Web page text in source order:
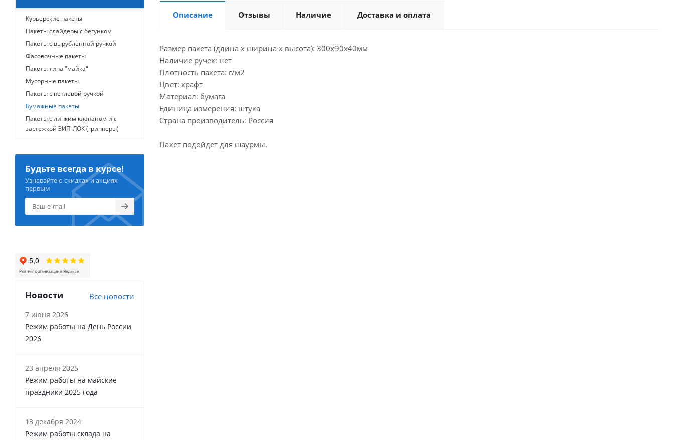
Описание Отзывы Наличие Доставка и оплата
Размер пакета (длина х ширина х высота): 300х90х40мм
Наличие ручек: нет
Плотность пакета: г/м2
Цвет: крафт
Материал: бумага
Единица измерения: штука
Страна производитель: Россия
Пакет подойдет для шаурмы.
Курьерские пакеты
Пакеты слайдеры с бегунком
Пакеты с вырубленной ручкой
Фасовочные пакеты
Пакеты типа "майка"
Мусорные пакеты
Пакеты с петлевой ручкой
Бумажные пакеты
Пакеты с липким клапаном и с
застежкой ЗИП-ЛОК (грипперы)
Будьте всегда в курсе!
Узнавайте о скидках и акциях
первым
Новости Все новости
7 июня 2026
Режим работы на День России
2026
23 апреля 2025
Режим работы на майские
праздники 2025 года
13 декабря 2024
Режим работы склада на